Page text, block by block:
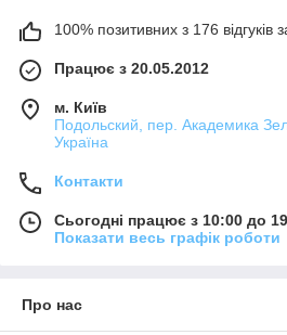
100% позитивних з 176 відгуків
Працює з 20.05.2012
м. Київ
Подольский, пер. Академика
Україна
Контакти
Сьогодні працює з 10:00 до
Показати весь графік роботи
Про нас